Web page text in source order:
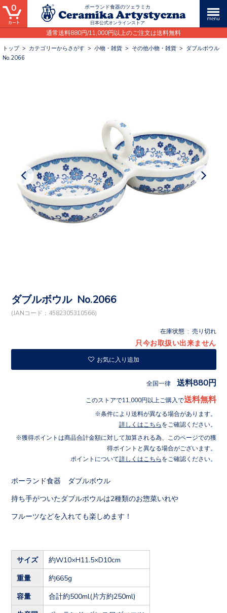
ポーランド食器のツェラミカ
日本公式オンラインストア
通常送料880円/11,000円以上のご注文は送料無料
0
トップ> カテゴリーからさがす > 小物・雑貨 > その他小物・雑貨 > ダブルボウル
No.2066
ダブルボウル No.2066
(JANコード：4582305310566)
在庫状態 : 売り切れ
只今お取扱い出来ません
お気に入り追加
全国一律 送料880円
このストアで11,000円以上ご購入で送料無料
条件により送料が異なる場合があります。
詳しくはこちら をご確認ください。
獲得ポイントは商品合計金額に対して加算される為、このページでの獲
得ポイントと異なる場合がございます。
ポイントについて詳しくはこちら をご確認ください。
ポーランド食器 ダブルボウル
持ち手がついたダブルボウルは2種類のお惣菜いれや
フルーツなどを入れても楽しめます！
サイズ 約W10×H11.5×D10cm
重量 約665g
容量 合計約500ml(片方約250ml)